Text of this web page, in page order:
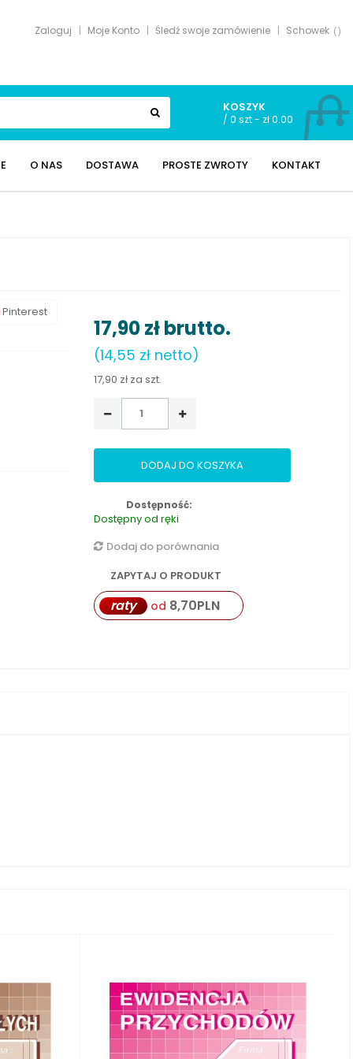
Zaloguj Moje Konto Śledź swoje zamówienie Schowek
KOSZYK
/ 0 szt - zł 0.00
O NAS DOSTAWA PROSTE ZWROTY KONTAKT
Pinterest
17,90 złbrutto.
(14,55 zł netto)
17,90 zł za szt.
DODAJ DO KOSZYKA
Dostępność:
Dostępny od ręki
Dodaj do porównania
ZAPYTAJ O PRODUKT
raty od 8,70PLN